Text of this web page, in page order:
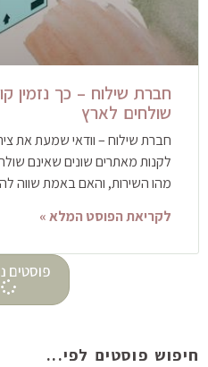
חברת שילוח – כך
שולחים לארץ
חברת שילוח – וודאי שמעת את
לקנות מאתרים שונים שאינם
מהו השירות, והאם באמת שווה
לקריאת הפוסט המלא »
פוסטים
חיפוש פוסטים לפי...